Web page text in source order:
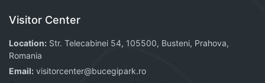
Visitor Center
Location: Str. Telecabinei 54, 105500, Busteni, Prahova,
Romania
Email: visitorcenter@bucegipark.ro